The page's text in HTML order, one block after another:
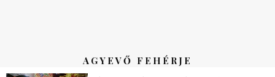
AGYEVŐ FEHÉRJE